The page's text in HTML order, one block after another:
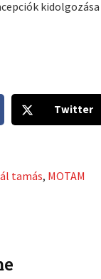
kidolgozása
h
o
Twitter
tamás, MOTAM